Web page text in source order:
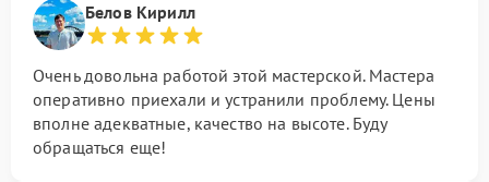
Белов Кирилл
Очень довольна работой этой мастерской. Мастера
оперативно приехали и устранили проблему. Цены
вполне адекватные, качество на высоте. Буду
обращаться еще!